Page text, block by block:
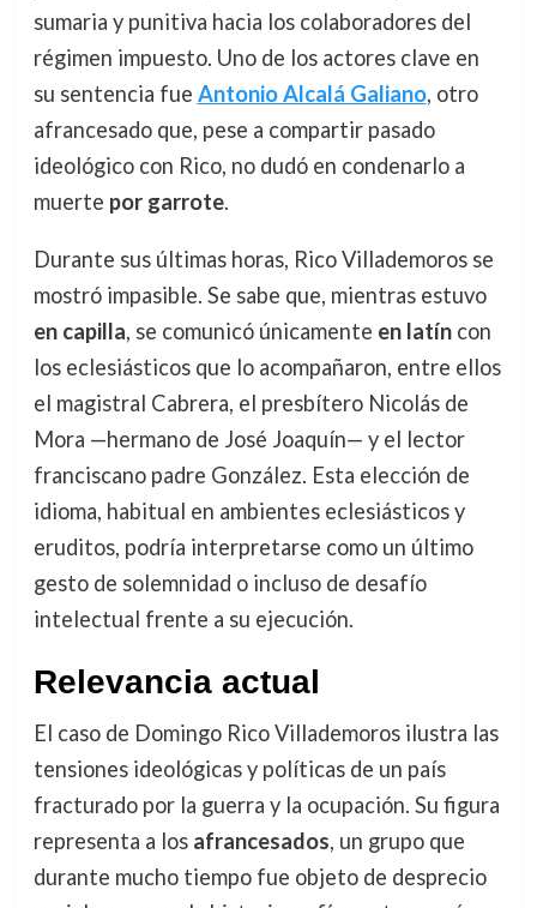
sumaria y punitiva hacia los colaboradores del
régimen impuesto. Uno de los actores clave en
su sentencia fue Antonio Alcalá Galiano, otro
afrancesado que, pese a compartir pasado
ideológico con Rico, no dudó en condenarlo a
muerte por garrote.
Durante sus últimas horas, Rico Villademoros se
mostró impasible. Se sabe que, mientras estuvo
en capilla, se comunicó únicamente en latíncon
los eclesiásticos que lo acompañaron, entre ellos
el magistral Cabrera, el presbítero Nicolás de
Mora —hermano de José Joaquín— y el lector
franciscano padre González. Esta elección de
idioma, habitual en ambientes eclesiásticos y
eruditos, podría interpretarse como un último
gesto de solemnidad o incluso de desafío
intelectual frente a su ejecución.
Relevancia actual
El caso de Domingo Rico Villademoros ilustra las
tensiones ideológicas y políticas de un país
fracturado por la guerra y la ocupación. Su figura
representa a los afrancesados, un grupo que
durante mucho tiempo fue objeto de desprecio